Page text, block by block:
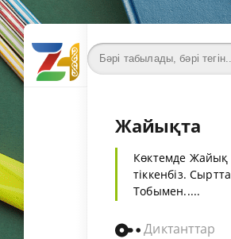
Жайықта
Көктемде Жайық
тіккенбіз.
Тобымен.....
Диктанттар